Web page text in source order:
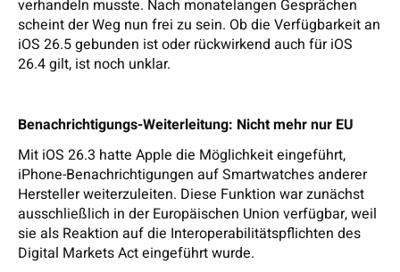
verhandeln musste. Nach monatelangen Gesprächen
scheint der Weg nun frei zu sein. Ob die Verfügbarkeit an
iOS 26.5 gebunden ist oder rückwirkend auch für iOS
26.4 gilt, ist noch unklar.
Benachrichtigungs-Weiterleitung: Nicht mehr nur EU
Mit iOS 26.3 hatte Apple die Möglichkeit eingeführt,
iPhone-Benachrichtigungen auf Smartwatches anderer
Hersteller weiterzuleiten. Diese Funktion war zunächst
ausschließlich in der Europäischen Union verfügbar, weil
sie als Reaktion auf die Interoperabilitätspflichten des
Digital Markets Act eingeführt wurde.